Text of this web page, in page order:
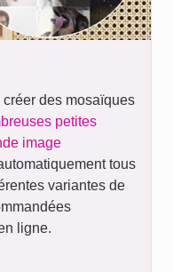
des mosaïques
petites
image
tous
variantes de
ligne.